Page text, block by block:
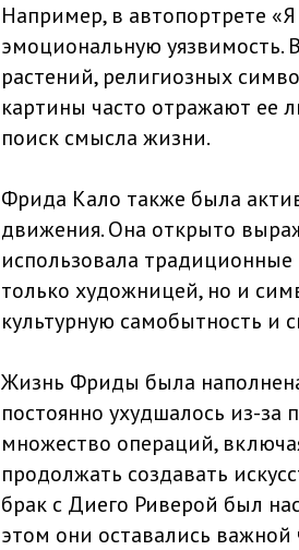
Например, в автопортрете
эмоциональную уязвимость.
растений, религиозных
картины часто отражают ее
поиск смысла жизни.
Фрида Кало также была
движения. Она открыто
использовала
только художницей, но и
культурную самобытность и
Жизнь Фриды была
постоянно ухудшалось из-за
множество операций,
продолжать создавать
брак с Диего Риверой был
этом они оставались важной